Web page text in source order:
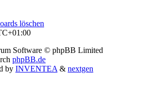
löschen
Software © phpBB Limited
phpBB.de
by INVENTEA & nextgen